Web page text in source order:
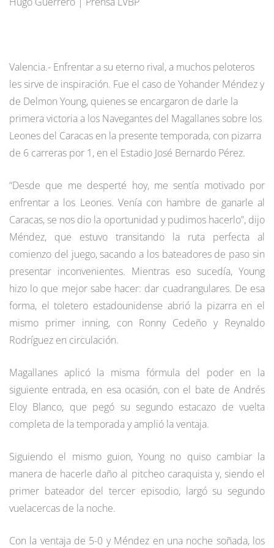
Valencia.- Enfrentar a su eterno rival, a muchos peloteros
les sirve de inspiración. Fue el caso de Yohander Méndez y
de Delmon Young, quienes se encargaron de darle la
primera victoria a los Navegantes del Magallanes sobre los
Leones del Caracas en la presente temporada, con pizarra
de 6 carreras por 1, en el Estadio José Bernardo Pérez.
“Desde que me desperté hoy, me sentía motivado por
enfrentar a los Leones. Venía con hambre de ganarle al
Caracas, se nos dio la oportunidad y pudimos hacerlo”, dijo
Méndez, que estuvo transitando la ruta perfecta al
comienzo del juego, sacando a los bateadores de paso sin
presentar inconvenientes. Mientras eso sucedía, Young
hizo lo que mejor sabe hacer: dar cuadrangulares. De esa
forma, el toletero estadounidense abrió la pizarra en el
mismo primer inning, con Ronny Cedeño y Reynaldo
Rodríguez en circulación.
Magallanes aplicó la misma fórmula del poder en la
siguiente entrada, en esa ocasión, con el bate de Andrés
Eloy Blanco, que pegó su segundo estacazo de vuelta
completa de la temporada y amplió la ventaja.
Siguiendo el mismo guion, Young no quiso cambiar la
manera de hacerle daño al pitcheo caraquista y, siendo el
primer bateador del tercer episodio, largó su segundo
vuelacercas de la noche.
Con la ventaja de 5-0 y Méndez en una noche soñada, los